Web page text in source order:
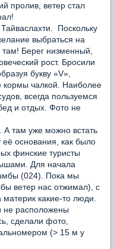
пролив, ветер стал
Поскольку
выбраться на
Берег низменный,
рост. Бросили
букву «V»,
кормы чалкой. Наиболее
всегда пользуемся
и отдых. Фото не
там уже можно встать
её основания, как было
финские туристы
Для начала
(024). Пока мы
ветер нас отжимал), с
какие-то люди.
не расположены
сделали фото,
(> 15 м у